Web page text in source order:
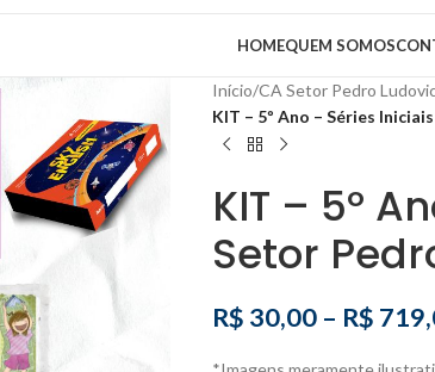
HOMEQUEM SOMOS
Início/CA Setor Pedro
KIT – 5º Ano – Séries
KIT – 5º
Setor
R$ 30,00 – R$